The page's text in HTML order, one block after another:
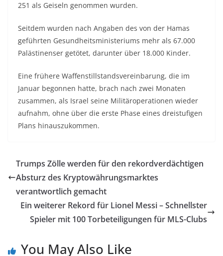
251 als Geiseln genommen wurden.
Seitdem wurden nach Angaben des von der Hamas
geführten Gesundheitsministeriums mehr als 67.000
Palästinenser getötet, darunter über 18.000 Kinder.
Eine frühere Waffenstillstandsvereinbarung, die im
Januar begonnen hatte, brach nach zwei Monaten
zusammen, als Israel seine Militäroperationen wieder
aufnahm, ohne über die erste Phase eines dreistufigen
Plans hinauszukommen.
Trumps Zölle werden für den rekordverdächtigen
Absturz des Kryptowährungsmarktes
verantwortlich gemacht
Ein weiterer Rekord für Lionel Messi – Schnellster
Spieler mit 100 Torbeteiligungen für MLS-Clubs
You May Also Like